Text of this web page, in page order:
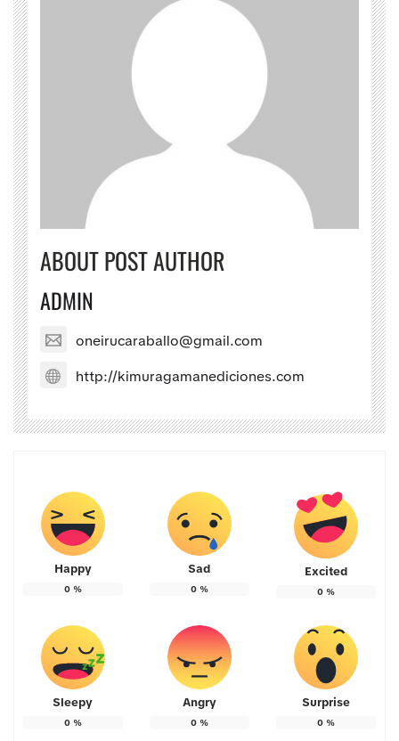
ABOUT POST AUTHOR
ADMIN
oneirucaraballo@gmail.com
http://kimuragamanediciones.com
Happy
0%
Sad
0%
Excited
0%
Sleepy
0%
Angry
0%
Surprise
0%